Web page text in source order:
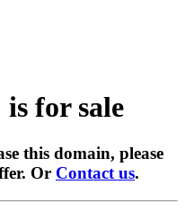
for sale
this domain, please
Or Contact us.